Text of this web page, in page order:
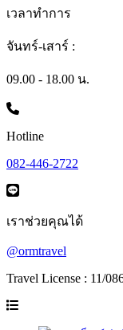
เวลาทำการ
จันทร์-เสาร์ :
09.00 - 18.00 น.
Hotline
082-446-2722
เราช่วยคุณได้
@ormtravel
Travel License : 11/